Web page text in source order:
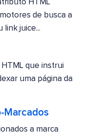
HTML
de busca a
link juice...
que instrui
uma página da
Marcados
a marca